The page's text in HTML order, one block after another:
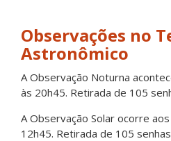
Observações no
Astronômico
A Observação Noturna
às 20h45. Retirada de 105
A Observação Solar ocorre
12h45. Retirada de 105